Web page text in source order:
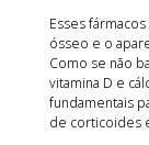
Esses
ósseo e o
Como se não
vitamina D e
fundamentais
de corticoides